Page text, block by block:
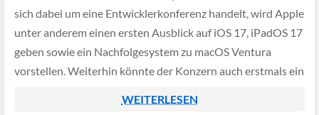
sich dabei um eine Entwicklerkonferenz handelt, wird Apple
unter anderem einen ersten Ausblick auf iOS 17, iPadOS 17
geben sowie ein Nachfolgesystem zu macOS Ventura
vorstellen. Weiterhin könnte der Konzern auch erstmals ein
WEITERLESEN